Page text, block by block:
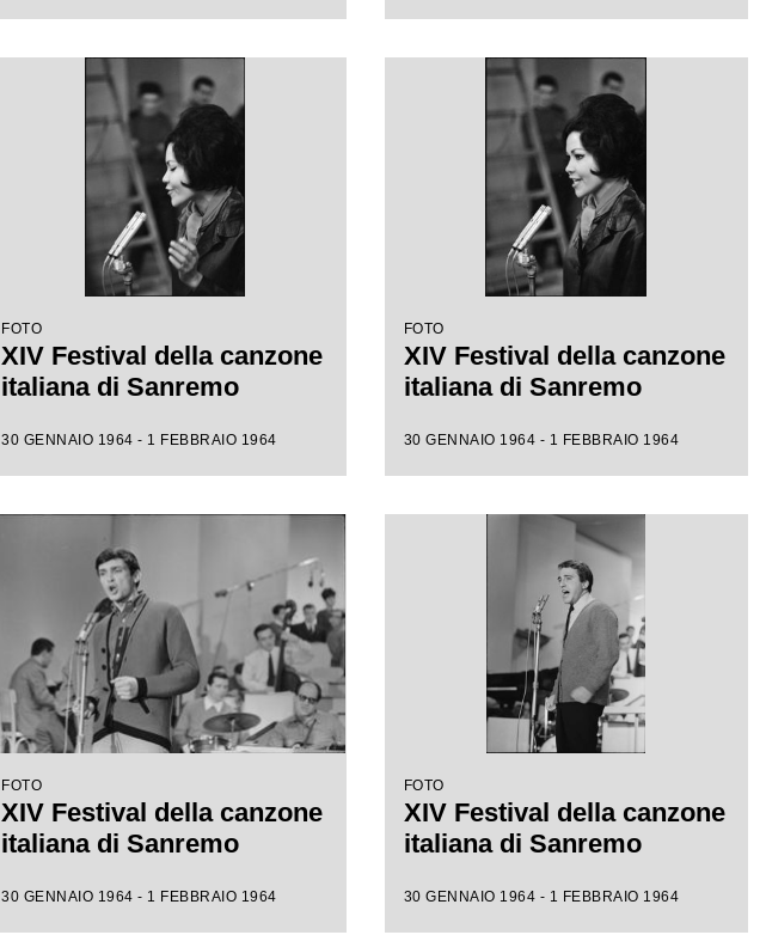
FOTO
XIV Festival della canzone
italiana di Sanremo
30 GENNAIO 1964 - 1 FEBBRAIO 1964
FOTO
XIV Festival della canzone
italiana di Sanremo
30 GENNAIO 1964 - 1 FEBBRAIO 1964
FOTO
XIV Festival della canzone
italiana di Sanremo
30 GENNAIO 1964 - 1 FEBBRAIO 1964
FOTO
XIV Festival della canzone
italiana di Sanremo
30 GENNAIO 1964 - 1 FEBBRAIO 1964